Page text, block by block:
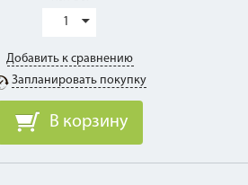
1
Добавить к сравнению
Запланировать покупку
В корзину